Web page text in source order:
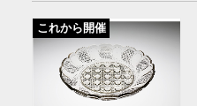
これから開催